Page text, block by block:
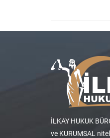
İLKAY HUKUK
ve KURUMSAL